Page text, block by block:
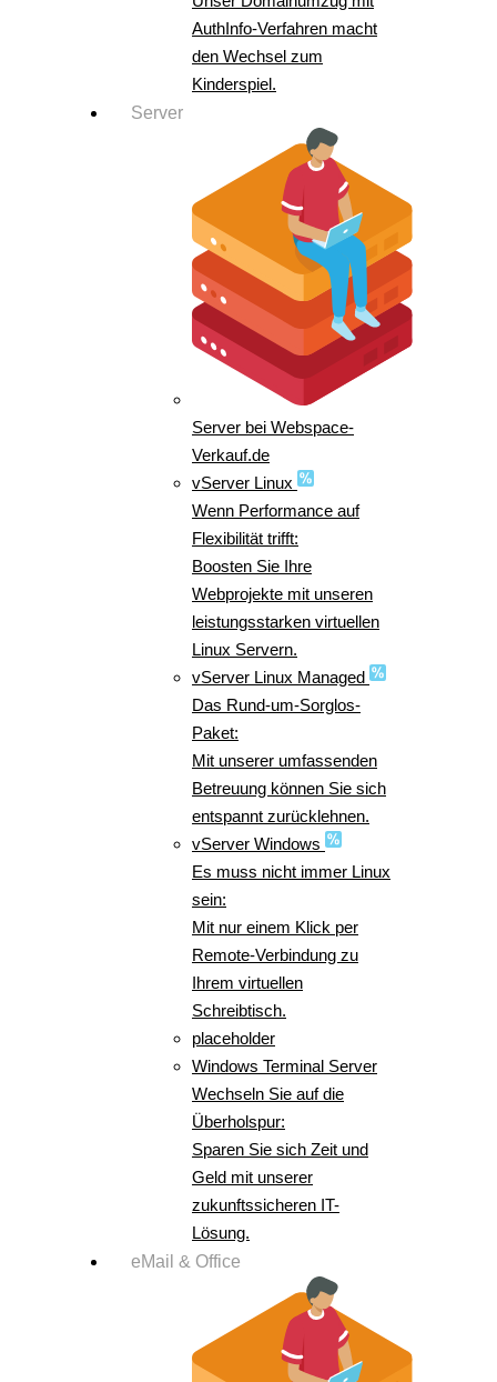
AuthInfo-Verfahren macht
den Wechsel zum
Kinderspiel.
Server
Server bei Webspace-
Verkauf.de
vServer Linux
Wenn Performance auf
Flexibilität trifft:
Boosten Sie Ihre
Webprojekte mit unseren
leistungsstarken virtuellen
Linux Servern.
vServer Linux Managed
Das Rund-um-Sorglos-
Paket:
Mit unserer umfassenden
Betreuung können Sie sich
entspannt zurücklehnen.
vServer Windows
Es muss nicht immer Linux
sein:
Mit nur einem Klick per
Remote-Verbindung zu
Ihrem virtuellen
Schreibtisch.
placeholder
Windows Terminal Server
Wechseln Sie auf die
Überholspur:
Sparen Sie sich Zeit und
Geld mit unserer
zukunftssicheren IT-
Lösung.
eMail & Office